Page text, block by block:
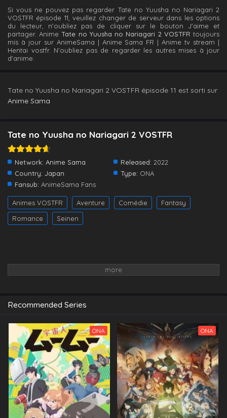
Si vous ne pouvez pas regarder Tate no Yuusha no Nariagari 2
VOSTFR épisode 11, veuillez changer de serveur dans les options
du lecteur, n'oubliez pas de cliquer sur le bouton J'aime et
partager. AnimeTate no Yuusha no Nariagari 2 VOSTFR toujours
mis à jour sur AnimeSama | Anime Sama FR | Anime tv stream |
Hentai vostfr. N'oubliez pas de regarder les autres mises à jour
d'anime.
Tate no Yuusha no Nariagari 2 VOSTFR épisode 11 est sorti sur
Anime Sama
Tate no Yuusha no Nariagari 2 VOSTFR
Network: Anime Sama Released: 2022
Country: Japan Type: ONA
Fansub: AnimeSama Fans
Animes VOSTFR Aventure Comédie
Fantasy
Romance
Seinen
Recommended Series
ONA ONA